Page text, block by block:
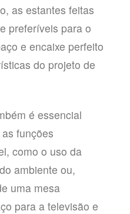
as estantes feitas
preferíveis para o
e encaixe perfeito
do projeto de
é essencial
funções
como o uso da
ambiente ou,
uma mesa
para a televisão e